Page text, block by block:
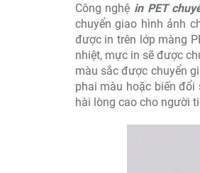
Công nghệ in PET
chuyển giao hình ảnh
được in trên lớp màng
nhiệt, mực in sẽ được
màu sắc được chuyển
phai màu hoặc biến
hài lòng cao cho người